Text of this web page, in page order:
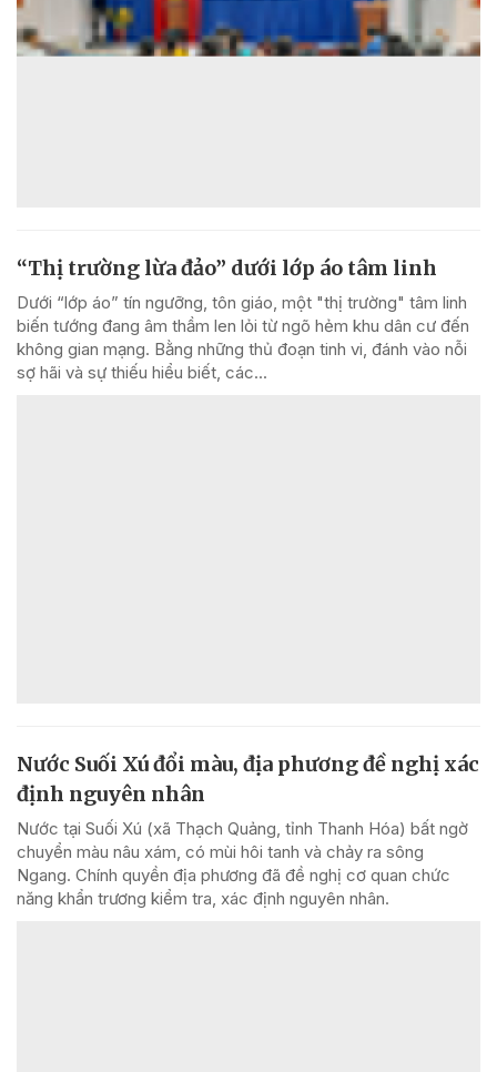
“Thị trường lừa đảo” dưới lớp áo tâm linh
Dưới “lớp áo” tín ngưỡng, tôn giáo, một "thị trường" tâm linh
biến tướng đang âm thầm len lỏi từ ngõ hẻm khu dân cư đến
không gian mạng. Bằng những thủ đoạn tinh vi, đánh vào nỗi
sợ hãi và sự thiếu hiểu biết, các...
Nước Suối Xú đổi màu, địa phương đề nghị xác
định nguyên nhân
Nước tại Suối Xú (xã Thạch Quảng, tỉnh Thanh Hóa) bất ngờ
chuyển màu nâu xám, có mùi hôi tanh và chảy ra sông
Ngang. Chính quyền địa phương đã đề nghị cơ quan chức
năng khẩn trương kiểm tra, xác định nguyên nhân.